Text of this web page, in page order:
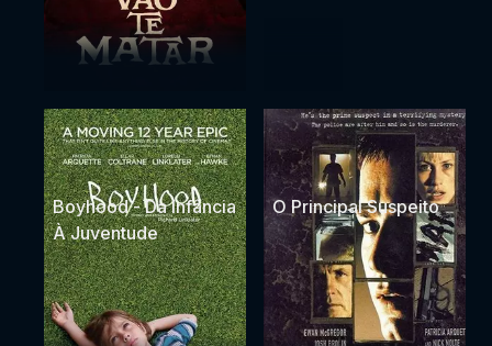
Boyhood - Da Infância
À Juventude
O Principal Suspeito